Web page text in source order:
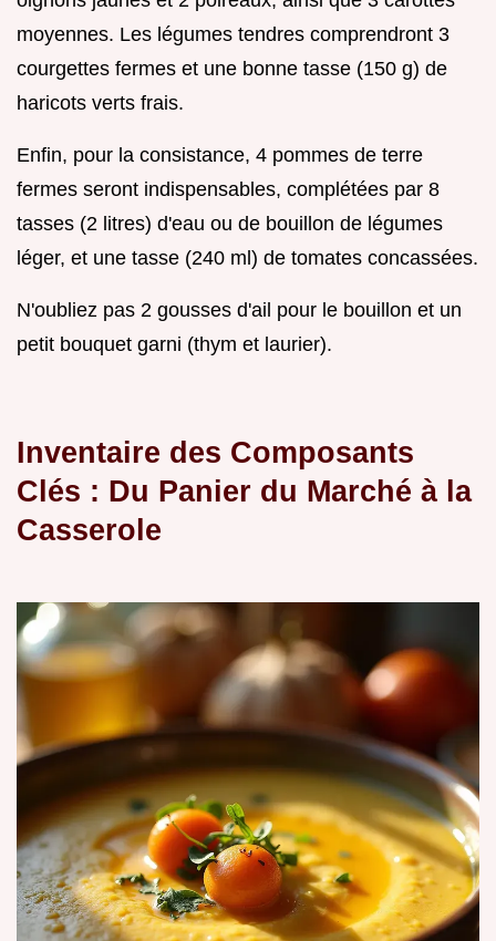
moyennes. Les légumes tendres comprendront 3
courgettes fermes et une bonne tasse (150 g) de
haricots verts frais.
Enfin, pour la consistance, 4 pommes de terre
fermes seront indispensables, complétées par 8
tasses (2 litres) d'eau ou de bouillon de légumes
léger, et une tasse (240 ml) de tomates concassées.
N'oubliez pas 2 gousses d'ail pour le bouillon et un
petit bouquet garni (thym et laurier).
Inventaire des Composants
Clés : Du Panier du Marché à la
Casserole